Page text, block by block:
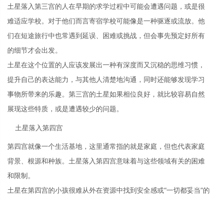
土星落入第三宫的人在早期的求学过程中可能会遭遇问题，或是很
难适应学校。对于他们而言寄宿学校可能像是一种驱逐或流放。他
们在短途旅行中也常遇到延误、困难或挑战，但会事先预定好所有
的细节才会出发。
土星在这个位置的人应该发展出一种有深度而又沉稳的思维习惯，
提升自己的表达能力，与其他人清楚地沟通，同时还能够发现学习
事物所带来的乐趣。第三宫的土星如果相位良好，就比较容易自然
展现这些特质，或是遭遇较少的问题。
土星落入第四宫
第四宫就像一个生活基地，这里通常指的就是家庭，但也代表家庭
背景、根源和种族。土星落入第四宫意味着与这些领域有关的困难
和限制。
土星在第四宫的小孩很难从外在资源中找到安全感或“一切都妥当”的